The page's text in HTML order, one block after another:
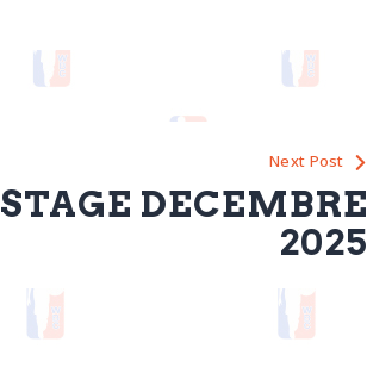
Next Post
STAGE DECEMBRE
2025